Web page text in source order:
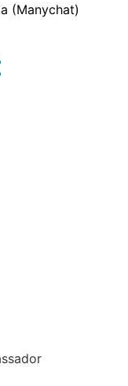
(Manychat)